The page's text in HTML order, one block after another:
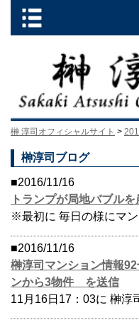
榊 淳司オフィシャルサイト >
榊淳司ブログ
■2016/11/16
トランプが局地バブル
※最初に 毎日の様にマ
■2016/11/16
榊淳司マンション情報
ンから3物件 を送信
11月16日17：03に 榊淳